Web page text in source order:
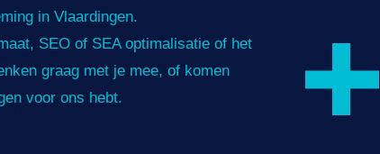
in Vlaardingen.
SEO of SEA optimalisatie of het
graag met je mee, of komen
voor ons hebt.